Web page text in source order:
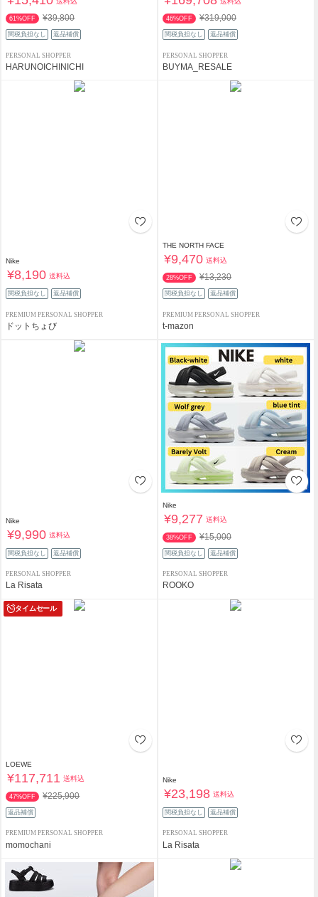
61%OFF ¥39,800
関税負担なし 返品補償
PERSONAL SHOPPER
HARUNOICHINICHI
46%OFF ¥319,000
関税負担なし 返品補償
PERSONAL SHOPPER
BUYMA_RESALE
Nike
¥8,190 送料込
関税負担なし 返品補償
PREMIUM PERSONAL SHOPPER
ドットちょび
THE NORTH FACE
¥9,470 送料込
28%OFF ¥13,230
関税負担なし 返品補償
PREMIUM PERSONAL SHOPPER
t-mazon
Nike
¥9,990 送料込
関税負担なし 返品補償
PERSONAL SHOPPER
La Risata
Nike
¥9,277 送料込
38%OFF ¥15,000
関税負担なし 返品補償
PERSONAL SHOPPER
ROOKO
タイムセール
LOEWE
¥117,711 送料込
47%OFF ¥225,900
返品補償
PREMIUM PERSONAL SHOPPER
momochani
Nike
¥23,198 送料込
関税負担なし 返品補償
PERSONAL SHOPPER
La Risata